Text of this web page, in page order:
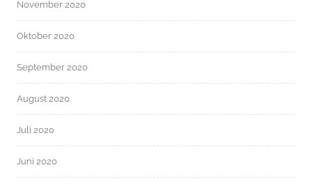
November 2020
Oktober 2020
September 2020
August 2020
Juli 2020
Juni 2020